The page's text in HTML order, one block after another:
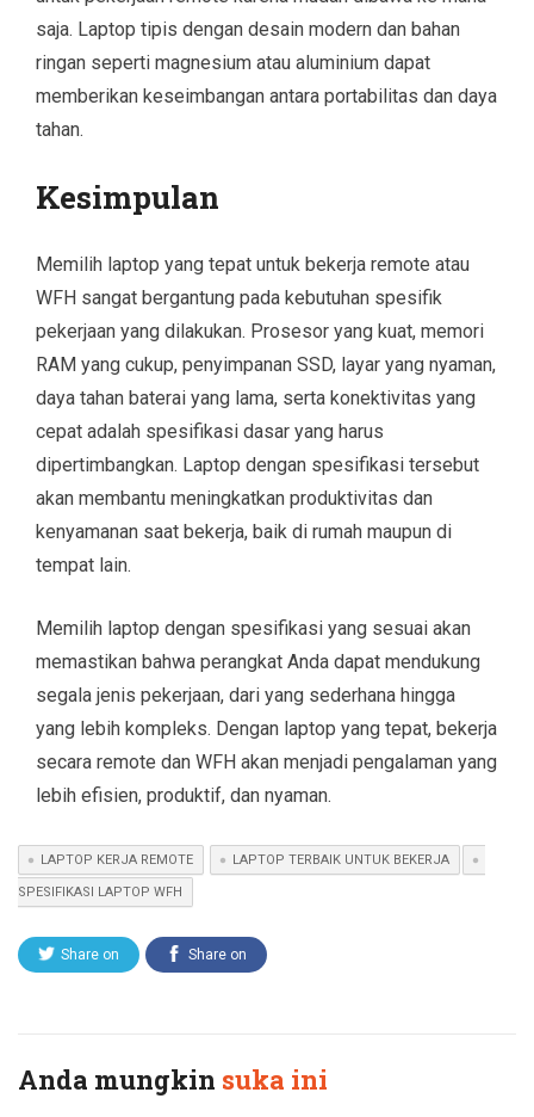
saja. Laptop tipis dengan desain modern dan bahan
ringan seperti magnesium atau aluminium dapat
memberikan keseimbangan antara portabilitas dan daya
tahan.
Kesimpulan
Memilih laptop yang tepat untuk bekerja remote atau
WFH sangat bergantung pada kebutuhan spesifik
pekerjaan yang dilakukan. Prosesor yang kuat, memori
RAM yang cukup, penyimpanan SSD, layar yang nyaman,
daya tahan baterai yang lama, serta konektivitas yang
cepat adalah spesifikasi dasar yang harus
dipertimbangkan. Laptop dengan spesifikasi tersebut
akan membantu meningkatkan produktivitas dan
kenyamanan saat bekerja, baik di rumah maupun di
tempat lain.
Memilih laptop dengan spesifikasi yang sesuai akan
memastikan bahwa perangkat Anda dapat mendukung
segala jenis pekerjaan, dari yang sederhana hingga
yang lebih kompleks. Dengan laptop yang tepat, bekerja
secara remote dan WFH akan menjadi pengalaman yang
lebih efisien, produktif, dan nyaman.
LAPTOP KERJA REMOTE LAPTOP TERBAIK UNTUK BEKERJA
SPESIFIKASI LAPTOP WFH
Share on Share on
Anda mungkin suka ini